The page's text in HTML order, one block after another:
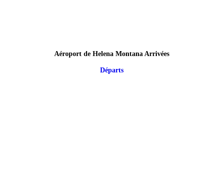
Aéroport de Helena Montana Arrivées
Départs